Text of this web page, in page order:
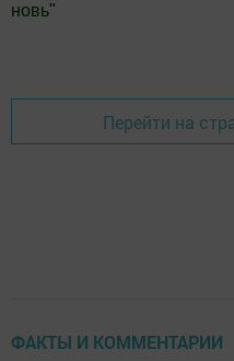
новь"
Перейти на
ФАКТЫ И КОММЕНТАРИИ